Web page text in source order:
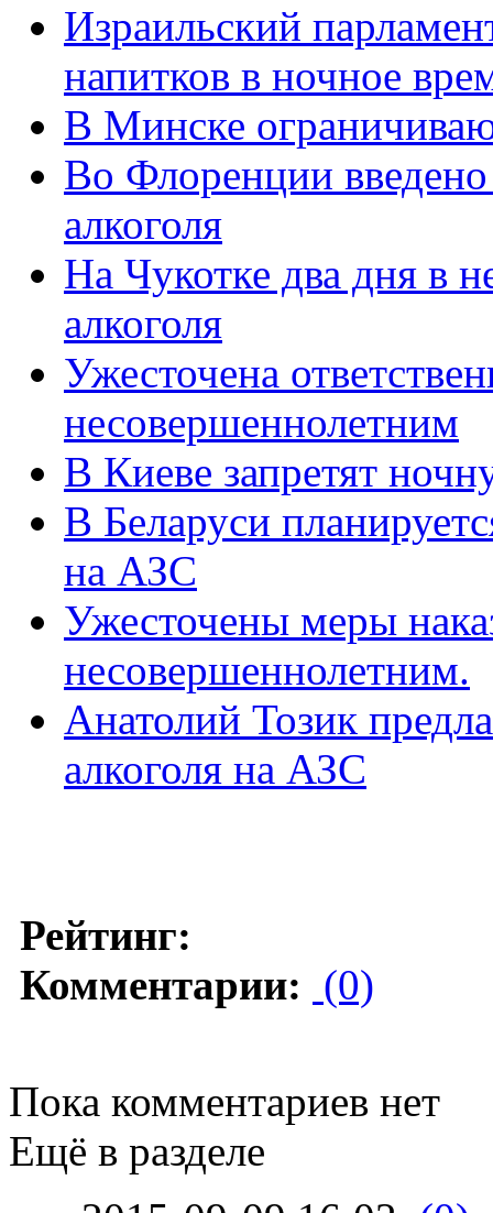
Израильский
напитков в ночное
В Минске
Во Флоренции
алкоголя
На Чукотке два дня в
алкоголя
Ужесточена
несовершеннолетним
В Киеве запретят
В Беларуси
на АЗС
Ужесточены меры
несовершеннолетним.
Анатолий Тозик
алкоголя на АЗС
Рейтинг:
Комментарии: (0)
Пока комментариев нет
Ещё в разделе